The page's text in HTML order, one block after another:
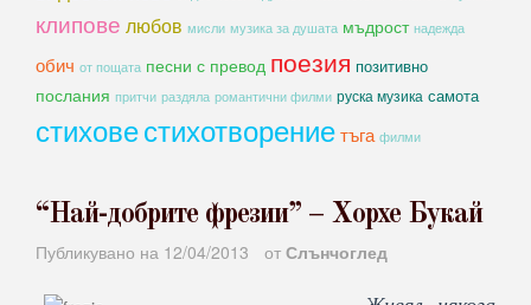
клипове любов мисли музика за душата мъдрост надежда
обич от пощата песни с превод поезия позитивно
послания притчи раздяла романтични филми руска музика самота
стиховестихотворениетъга филми
“Най-добрите фрезии” – Хорхе Букай
Публикувано на 12/04/2013 от Слънчоглед